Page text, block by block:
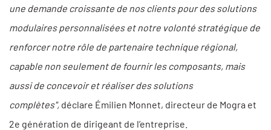
une demande croissante de nos clients pour des solutions
modulaires personnalisées et notre volonté stratégique de
renforcer notre rôle de partenaire technique régional,
capable non seulement de fournir les composants, mais
aussi de concevoir et réaliser des solutions
complètes", déclare Émilien Monnet, directeur de Mogra et
2e génération de dirigeant de l’entreprise.